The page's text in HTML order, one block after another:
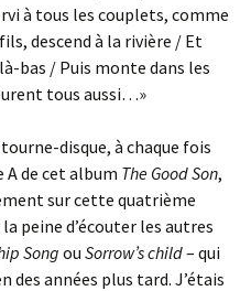
à tous les couplets, comme
descend à la rivière / Et
bas / Puis monte dans les
tous aussi…»
disque, à chaque fois
de cet album The Good Son,
sur cette quatrième
peine d’écouter les autres
Songou Sorrow’s child– qui
des années plus tard. J’étais